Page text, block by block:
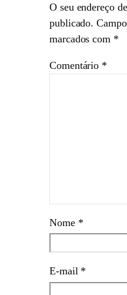
O seu endereço
publicado.
marcados com *
Comentário *
Nome *
E-mail *